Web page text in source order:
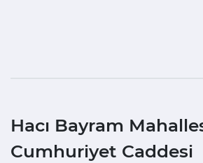
Hacı Bayram
Cumhuriyet Caddesi